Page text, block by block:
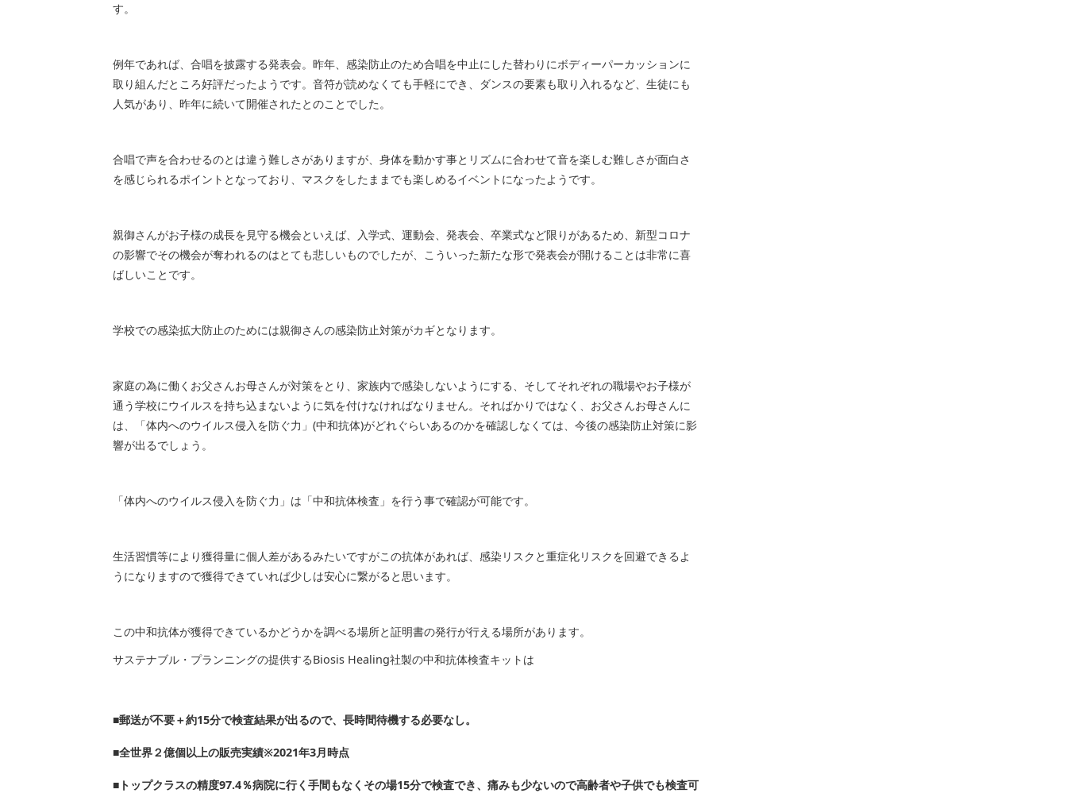
す。
例年であれば、合唱を披露する発表会。昨年、感染防止のため合唱を中止にした替わりにボディーパーカッションに
取り組んだところ好評だったようです。音符が読めなくても手軽にでき、ダンスの要素も取り入れるなど、生徒にも
人気があり、昨年に続いて開催されたとのことでした。
合唱で声を合わせるのとは違う難しさがありますが、身体を動かす事とリズムに合わせて音を楽しむ難しさが面白さ
を感じられるポイントとなっており、マスクをしたままでも楽しめるイベントになったようです。
親御さんがお子様の成長を見守る機会といえば、入学式、運動会、発表会、卒業式など限りがあるため、新型コロナ
の影響でその機会が奪われるのはとても悲しいものでしたが、こういった新たな形で発表会が開けることは非常に喜
ばしいことです。
学校での感染拡大防止のためには親御さんの感染防止対策がカギとなります。
家庭の為に働くお父さんお母さんが対策をとり、家族内で感染しないようにする、そしてそれぞれの職場やお子様が
通う学校にウイルスを持ち込まないように気を付けなければなりません。そればかりではなく、お父さんお母さんに
は、「体内へのウイルス侵入を防ぐ力」(中和抗体)がどれぐらいあるのかを確認しなくては、今後の感染防止対策に影
響が出るでしょう。
「体内へのウイルス侵入を防ぐ力」は「中和抗体検査」を行う事で確認が可能です。
生活習慣等により獲得量に個人差があるみたいですがこの抗体があれば、感染リスクと重症化リスクを回避できるよ
うになりますので獲得できていれば少しは安心に繋がると思います。
この中和抗体が獲得できているかどうかを調べる場所と証明書の発行が行える場所があります。
サステナブル・プランニングの提供するBiosis Healing社製の中和抗体検査キットは
■郵送が不要＋約15分で検査結果が出るので、長時間待機する必要なし。
■全世界２億個以上の販売実績※2021年3月時点
■トップクラスの精度97.4％病院に行く手間もなくその場15分で検査でき、痛みも少ないので高齢者や子供でも検査可